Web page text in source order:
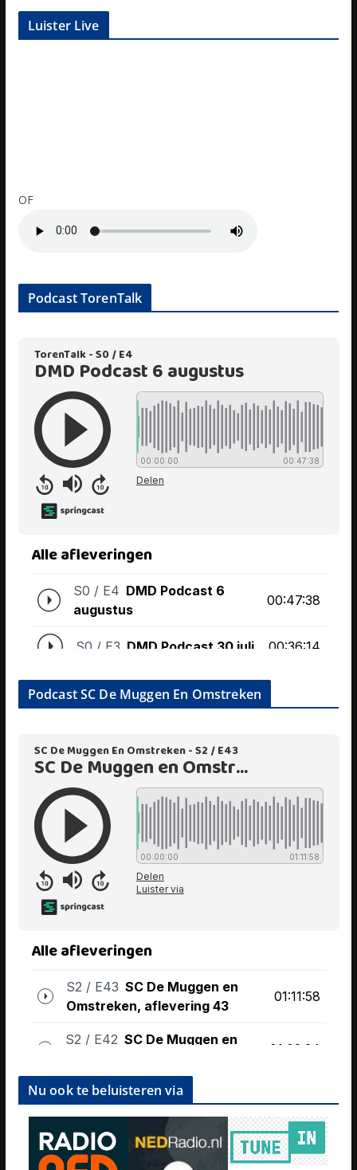
Luister Live
OF
Podcast TorenTalk
Podcast SC De Muggen En Omstreken
Nu ook te beluisteren via